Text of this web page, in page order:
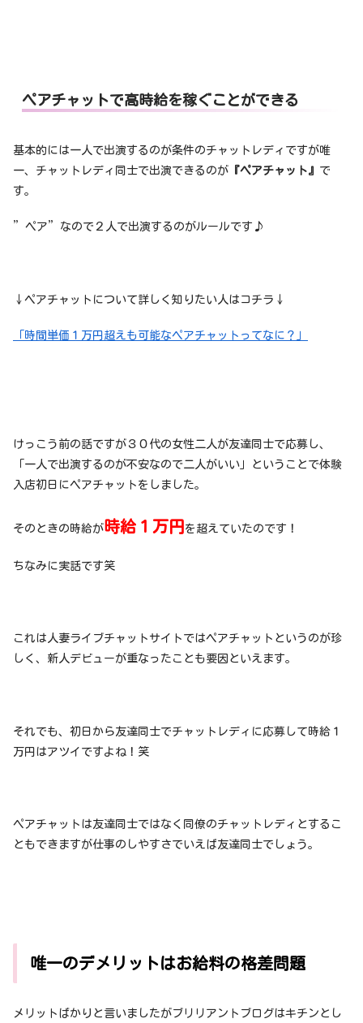
ペアチャットで高時給を稼ぐことができる
基本的には一人で出演するのが条件のチャットレディですが唯
一、チャットレディ同士で出演できるのが 『ペアチャット』 で
す。
”ペア”なので２人で出演するのがルールです♪
↓ペアチャットについて詳しく知りたい人はコチラ↓
「時間単価１万円超えも可能なペアチャットってなに？」
けっこう前の話ですが３０代の女性二人が友達同士で応募し、
「一人で出演するのが不安なので二人がいい」ということで体験
入店初日にペアチャットをしました。
そのときの時給が時給１万円を超えていたのです！
ちなみに実話です笑
これは人妻ライブチャットサイトではペアチャットというのが珍
しく、新人デビューが重なったことも要因といえます。
それでも、初日から友達同士でチャットレディに応募して時給１
万円はアツイですよね！笑
ペアチャットは友達同士ではなく同僚のチャットレディとするこ
ともできますが仕事のしやすさでいえば友達同士でしょう。
唯一のデメリットはお給料の格差問題
メリットばかりと言いましたがブリリアントブログはキチンとし